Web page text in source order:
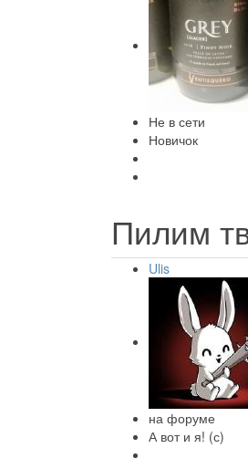
Не в сети
Новичок
Пилим
Ulis
на форуме
А вот и я! (с)